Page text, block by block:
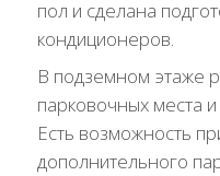
пол и сделана
кондиционеров.
В подземном этаже
парковочных места
Есть возможность
дополнительного